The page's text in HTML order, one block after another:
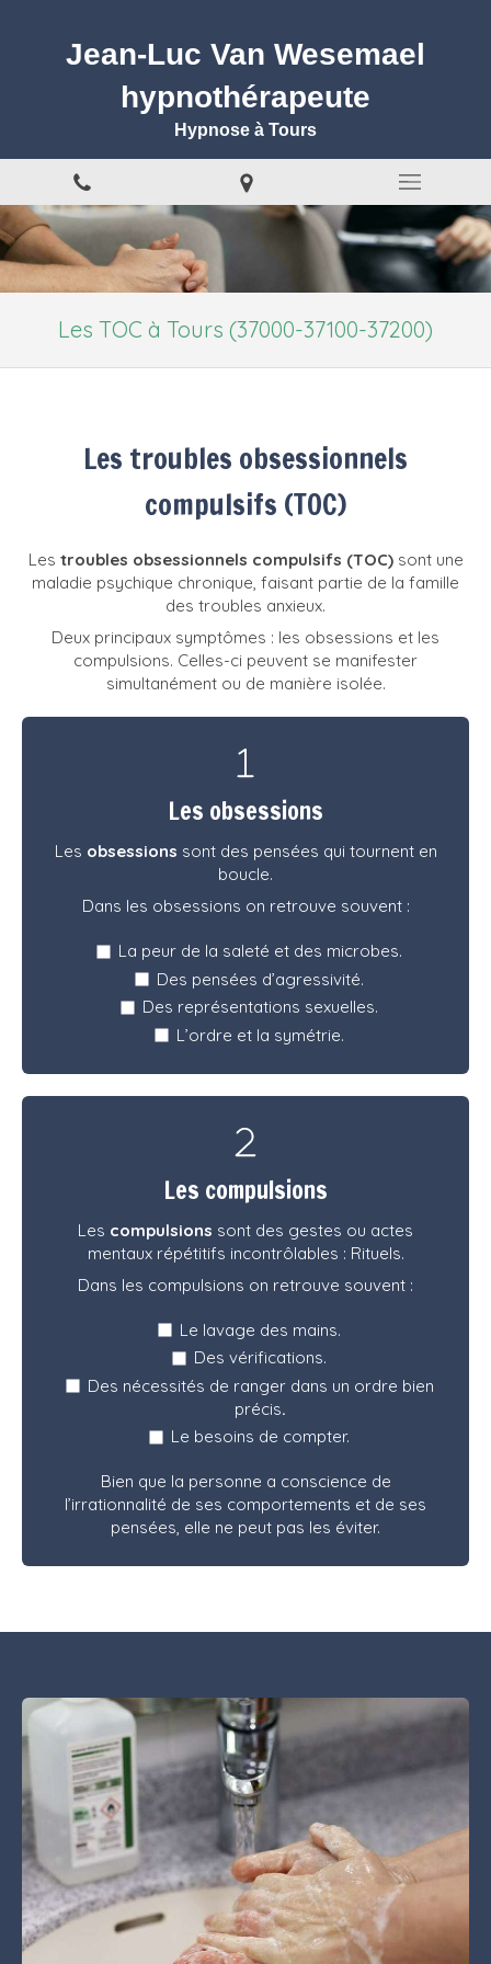
Jean-Luc Van Wesemael
hypnothérapeute
Hypnose à Tours
Les TOC à Tours (37000-37100-37200)
Les troubles obsessionnels
compulsifs (TOC)
Les troubles obsessionnels compulsifs (TOC)sont une
maladie psychique chronique, faisant partie de la famille
des troubles anxieux.
Deux principaux symptômes : les obsessions et les
compulsions. Celles-ci peuvent se manifester
simultanément ou de manière isolée.
Les obsessions
Les obsessions sont des pensées qui tournent en
boucle.
Dans les obsessions on retrouve souvent :
La peur de la saleté et des microbes.
Des pensées d’agressivité.
Des représentations sexuelles.
L’ordre et la symétrie.
Les compulsions
Les compulsions sont des gestes ou actes
mentaux répétitifs incontrôlables : Rituels.
Dans les compulsions on retrouve souvent :
Le lavage des mains.
Des vérifications.
Des nécessités de ranger dans un ordre bien
précis.
Le besoins de compter.
Bien que la personne a conscience de
l’irrationnalité de ses comportements et de ses
pensées, elle ne peut pas les éviter.